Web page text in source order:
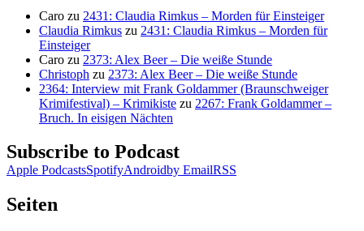
Caro zu 2431: Claudia Rimkus – Morden für Einsteiger
Claudia Rimkus zu 2431: Claudia Rimkus – Morden für
Einsteiger
Caro zu 2373: Alex Beer – Die weiße Stunde
Christoph zu 2373: Alex Beer – Die weiße Stunde
2364: Interview mit Frank Goldammer (Braunschweiger
Krimifestival) – Krimikiste zu 2267: Frank Goldammer –
Bruch. In eisigen Nächten
Subscribe to Podcast
Apple PodcastsSpotifyAndroidby EmailRSS
Seiten